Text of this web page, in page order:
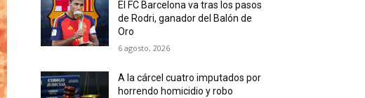
El FC Barcelona va tras los pasos
de Rodri, ganador del Balón de
Oro
6 agosto, 2026
A la cárcel cuatro imputados por
horrendo homicidio y robo